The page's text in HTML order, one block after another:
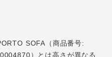
SOFA（商品番号:
）とは高さが異なる